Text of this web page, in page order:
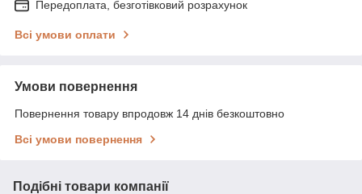
Передоплата, безготівковий розрахунок
Всі умови оплати
Умови повернення
Повернення товару впродовж 14 днів безкоштовно
Всі умови повернення
Подібні товари компанії